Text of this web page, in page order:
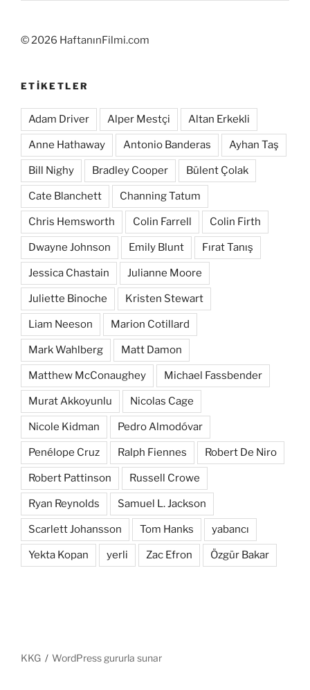
©2026 HaftanınFilmi.com
ETIKETLER
Adam Driver Alper Mestçi Altan Erkekli
Anne Hathaway Antonio Banderas Ayhan Taş
Bill Nighy Bradley Cooper Bülent Çolak
Cate Blanchett Channing Tatum
Chris Hemsworth Colin Farrell Colin Firth
Dwayne Johnson Emily Blunt Fırat Tanış
Jessica Chastain Julianne Moore
Juliette Binoche Kristen Stewart
Liam Neeson Marion Cotillard
Mark Wahlberg Matt Damon
Matthew McConaughey Michael Fassbender
Murat Akkoyunlu Nicolas Cage
Nicole Kidman Pedro Almodóvar
Penélope Cruz Ralph Fiennes Robert De Niro
Robert Pattinson Russell Crowe
Ryan Reynolds Samuel L. Jackson
Scarlett Johansson Tom Hanks yabancı
Yekta Kopan yerli Zac Efron Özgür Bakar
KKG WordPress gururla sunar